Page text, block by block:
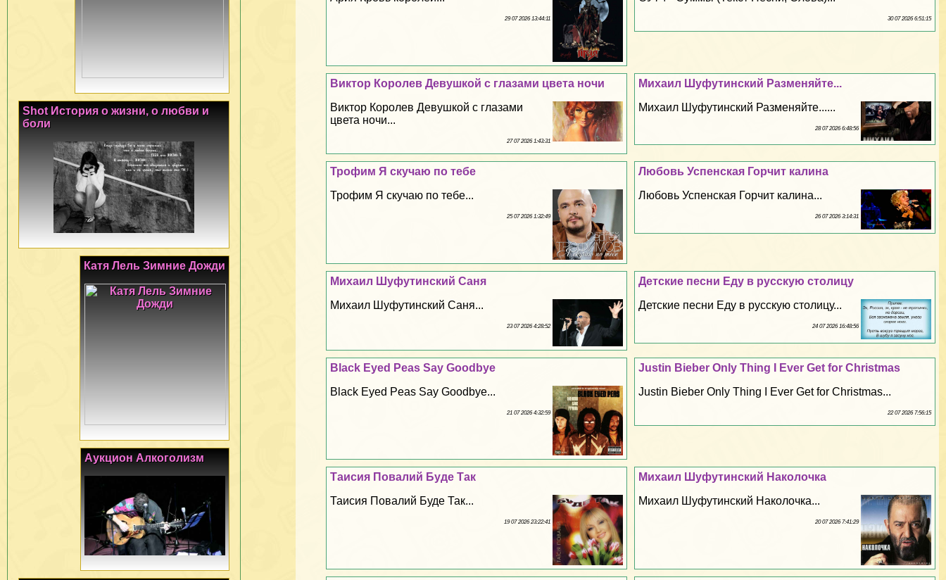
30 07 2026 6:51:15
29 07 2026 13:44:11
Михаил Шуфутинский Разменяйте...
Михаил Шуфутинский Разменяйте......
28 07 2026 6:48:56
Виктор Королев Дeвyшкой с глазами цвета ночи
Виктор Королев Дeвyшкой с глазами
цвета ночи...
27 07 2026 1:43:31
Любовь Успенская Горчит калина
Любовь Успенская Горчит калина...
26 07 2026 3:14:31
Трофим Я скучаю по тебе
Трофим Я скучаю по тебе...
25 07 2026 1:32:49
Детские песни Еду в русскую столицу
Детские песни Еду в русскую столицу...
24 07 2026 16:48:56
Михаил Шуфутинский Саня
Михаил Шуфутинский Саня...
23 07 2026 4:28:52
Justin Bieber Only Thing I Ever Get for Christmas
Justin Bieber Only Thing I Ever Get for Christmas...
22 07 2026 7:56:15
Black Eyed Peas Say Goodbye
Black Eyed Peas Say Goodbye...
21 07 2026 4:32:59
Михаил Шуфутинский Наколочка
Михаил Шуфутинский Наколочка...
20 07 2026 7:41:29
Таисия Повалий Буде Так
Таисия Повалий Буде Так...
19 07 2026 23:22:41
Shot История о жизни, о любви и
боли
Катя Лель Зимние Дожди
Аукцион Алкоголизм